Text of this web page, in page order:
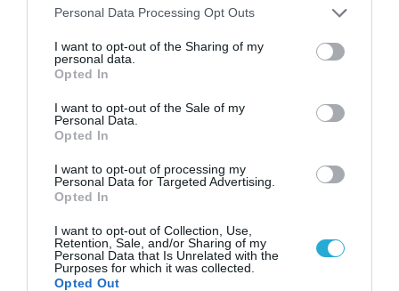
Please note that this website/app uses one or more Google
not limited to your visit or usage behaviour. You may click to
grant or deny consent to Google and its third-party tags to
use your data for below specified purposes in below Google
consent section.
Personal Data Processing Opt Outs
I want to opt-out of the Sharing of my
personal data.
Opted In
I want to opt-out of the Sale of my
Personal Data.
Opted In
I want to opt-out of processing my
Personal Data for Targeted Advertising.
Opted In
I want to opt-out of Collection, Use,
Retention, Sale, and/or Sharing of my
Personal Data that Is Unrelated with the
Purposes for which it was collected.
Opted Out
04.07.2026 12:01
Φωτογραφία: Η αλλαγή στο look της Έμα
«Δείχνει 10 χρόνια νεότερη» γράφουν στα